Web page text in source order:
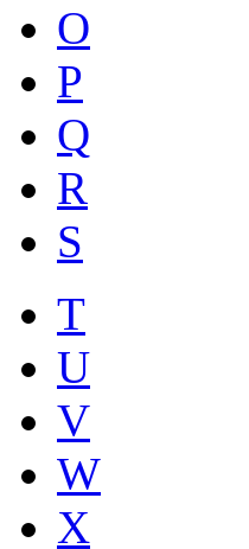
O
P
Q
R
S
T
U
V
W
X